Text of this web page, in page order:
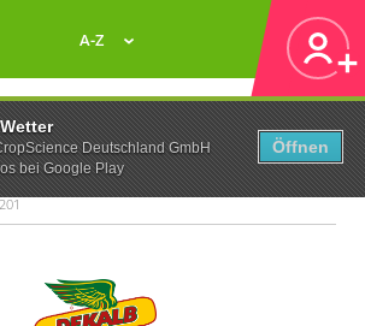
Deutschland GmbH
bei Google Play
Öffnen
A-Z